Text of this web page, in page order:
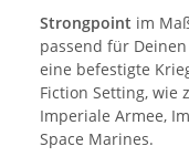
Strongpoint im
passend für
eine befestigte
Fiction Setting, wie
Imperiale Armee,
Space Marines.